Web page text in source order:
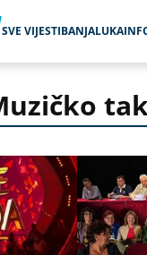
SVE VIJESTIBANJALUKA